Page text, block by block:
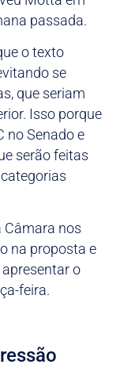
passada.
o texto
se
que seriam
Isso porque
no Senado e
serão feitas
Câmara nos
na proposta e
o
feira.